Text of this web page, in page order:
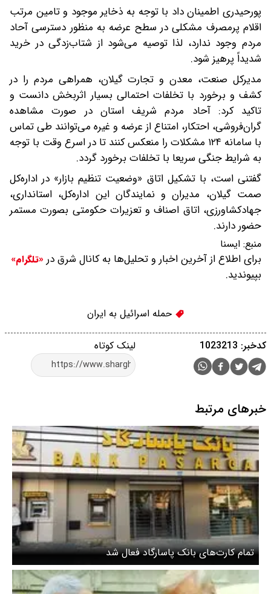
پورحیدری اطمینان داد با توجه به ذخایر موجود و تامین مرتب
اقلام پرمصرف مشکلی در سطح عرضه به منظور دسترسی آحاد
مردم وجود ندارد، لذا توصیه می‌شود از شتاب‌زدگی در خرید
شدیداً پرهیز شود.
مدیرکل صنعت، معدن و تجارت گیلان، همراهی مردم را در
کشف و برخورد با تخلفات احتمالی بسیار اثربخش دانست و
تاکید کرد: آحاد مردم شریف استان در صورت مشاهده
گران‌فروشی، احتکار، امتناع از عرضه و غیره می‌توانند طی تماس
با سامانه ۱۲۴ مشکلات را منعکس کنند تا در اسرع وقت با توجه
به شرایط جنگی سریعا با تخلفات برخورد گردد.
گفتنی است، با تشکیل اتاق «وضعیت تنظیم بازار» در اداره‌کل
صمت گیلان، مدیران و نمایندگان این اداره‌کل، استانداری،
جهادکشاورزی، اتاق اصناف و تعزیرات حکومتی بصورت مستمر
حضور دارند.
منبع: ایسنا
برای اطلاع از آخرین اخبار و تحلیل‌ها به کانال شرق در «تلگرام»
بپیوندید.
حمله اسرائیل به ایران
لینک کوتاه کدخبر: 1023213
خبرهای مرتبط
تمام کارت‌های بانک پاسارگاد فعال شد